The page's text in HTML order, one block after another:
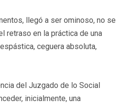
llegó a ser ominoso, no se
retraso en la práctica de una
ceguera absoluta,
del Juzgado de lo Social
inicialmente, una